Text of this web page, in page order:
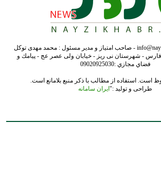
نشانی ایمیل: info@nayzinews.ir - صاحب امتیاز و مدیر مسئول : محمد مهدی توکل
فارس - شهرستان نی ریز - خیابان ولی عصر عج - پيامك و
فضاي مجازي :09020925030
است. استفاده از مطالب با ذکر منبع بلامانع است.
طراحی و تولید :"ایران سامانه